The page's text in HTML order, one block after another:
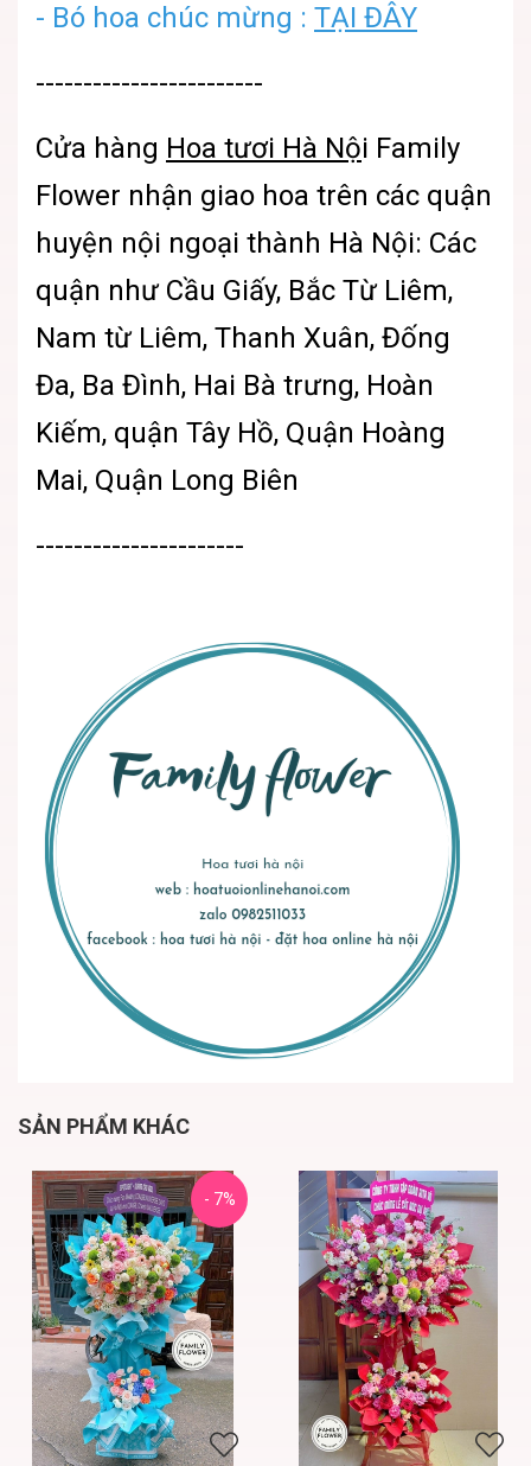
- Bó hoa chúc mừng : TẠI ĐÂY
------------------------
Cửa hàng Hoa tươi Hà Nội Family
Flower nhận giao hoa trên các quận
huyện nội ngoại thành Hà Nội: Các
quận như Cầu Giấy, Bắc Từ Liêm,
Nam từ Liêm, Thanh Xuân, Đống
Đa, Ba Đình, Hai Bà trưng, Hoàn
Kiếm, quận Tây Hồ, Quận Hoàng
Mai, Quận Long Biên
----------------------
SẢN PHẨM KHÁC
- 7%